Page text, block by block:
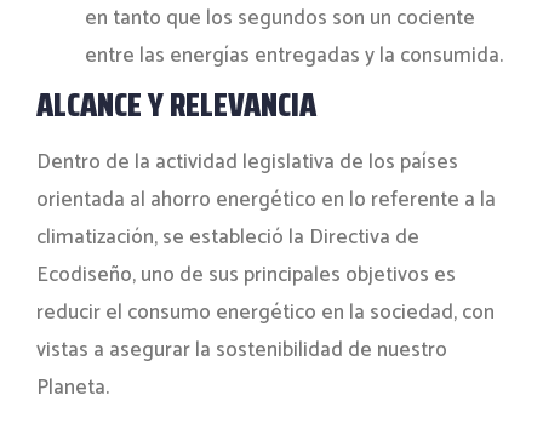
en tanto que los segundos son un cociente
entre las energías entregadas y la consumida.
ALCANCE Y RELEVANCIA
Dentro de la actividad legislativa de los países
orientada al ahorro energético en lo referente a la
climatización, se estableció la Directiva de
Ecodiseño, uno de sus principales objetivos es
reducir el consumo energético en la sociedad, con
vistas a asegurar la sostenibilidad de nuestro
Planeta.